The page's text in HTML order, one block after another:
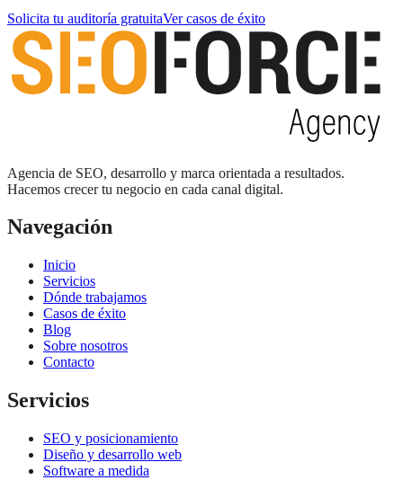
Solicita tu auditoría gratuitaVer casos de éxito
Agencia de SEO, desarrollo y marca orientada a resultados.
Hacemos crecer tu negocio en cada canal digital.
Navegación
Inicio
Servicios
Dónde trabajamos
Casos de éxito
Blog
Sobre nosotros
Contacto
Servicios
SEO y posicionamiento
Diseño y desarrollo web
Software a medida